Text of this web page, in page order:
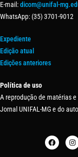
E-mail:dicom@unifal-
WhatsApp: (35) 3701-9012
Expediente
Edição atual
Edições anteriores
Política de uso
A reprodução de matérias
Jornal UNIFAL-MG e do